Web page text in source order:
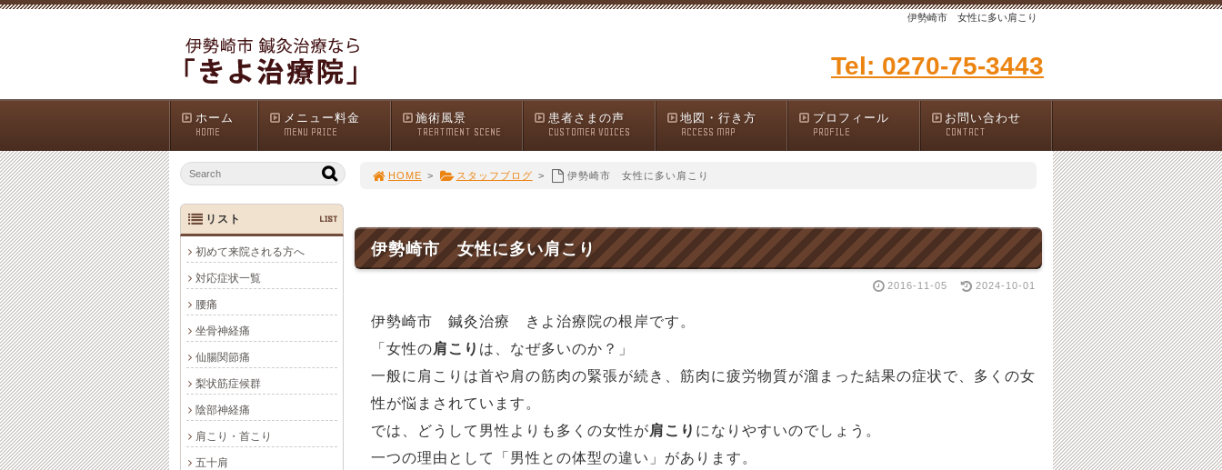
伊勢崎市 女性に多い肩こり
Tel: 0270-75-3443
ホーム
HOME
メニュー料金
MENU PRICE
施術風景
TREATMENT SCENE
患者さまの声
CUSTOMER VOICES
地図・行き方
ACCESS MAP
プロフィール
PROFILE
お問い合わせ
CONTACT
HOME > スタッフブログ > 伊勢崎市 女性に多い肩こり
伊勢崎市 女性に多い肩こり
2016-11-05 2024-10-01
伊勢崎市 鍼灸治療 きよ治療院の根岸です。
「女性の肩こり は、なぜ多いのか？」
一般に肩こりは首や肩の筋肉の緊張が続き、筋肉に疲労物質が溜まった結果の症状で、多くの女
性が悩まされています。
では、どうして男性よりも多くの女性が肩こり になりやすいのでしょう。
一つの理由として「男性との体型の違い」があります。
リスト LIST
初めて来院される方へ
対応症状一覧
腰痛
坐骨神経痛
仙腸関節痛
梨状筋症候群
陰部神経痛
肩こり・首こり
五十肩